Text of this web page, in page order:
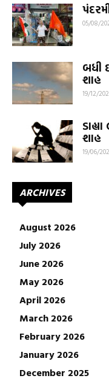
05/08/
બધી
શાહ
19/12/
શાહ
19/06/
ARCHIVES
August 2026
July 2026
June 2026
May 2026
April 2026
March 2026
February 2026
January 2026
December 2025